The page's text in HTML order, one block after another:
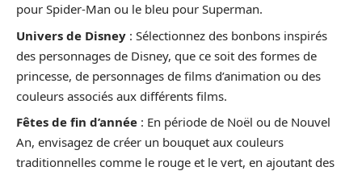
pour Spider-Man ou le bleu pour Superman.
Univers de Disney : Sélectionnez des bonbons inspirés
des personnages de Disney, que ce soit des formes de
princesse, de personnages de films d’animation ou des
couleurs associés aux différents films.
Fêtes de fin d’année : En période de Noël ou de Nouvel
An, envisagez de créer un bouquet aux couleurs
traditionnelles comme le rouge et le vert, en ajoutant des